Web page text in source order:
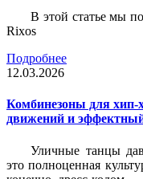
В этой статье мы
Rixos
Подробнее
12.03.2026
Комбинезоны для хип-
движений и
Уличные танцы
это полноценная